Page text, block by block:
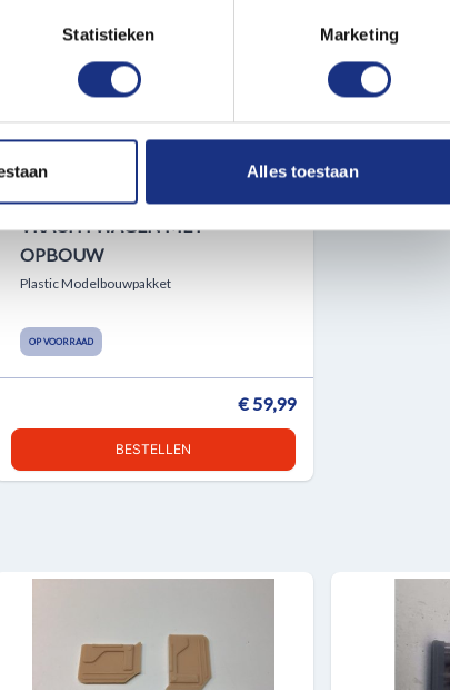
en stel uw voorkeuren in het
detailgedeeltein. U kunt uw
gebruik van onze site met onze partners voor social
combineren met andere informatie die u aan ze heeft
Statistieken Marketing
Alles toestaan
1:24 ITALERI 90762 SCANIA
142H - 6X2 - CANVAS -
VRACHTWAGEN MET
OPBOUW
Plastic Modelbouwpakket
OP VOORRAAD
€ 59,99
BESTELLEN